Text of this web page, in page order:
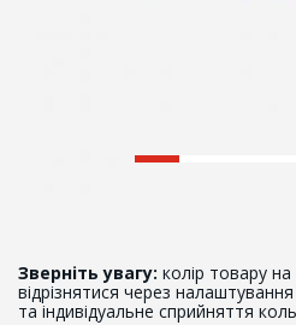
Зверніть увагу: колір товару
відрізнятися через
та індивідуальне сприйняття